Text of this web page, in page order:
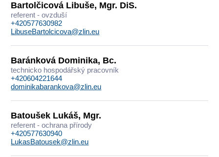
Bartolčicová Libuše, Mgr. DiS.
referent - ovzduší
+420577630982
LibuseBartolcicova@zlin.eu
Baránková Dominika, Bc.
technicko hospodářský pracovník
+420604221644
dominikabarankova@zlin.eu
Batoušek Lukáš, Mgr.
referent - ochrana přírody
+420577630940
LukasBatousek@zlin.eu